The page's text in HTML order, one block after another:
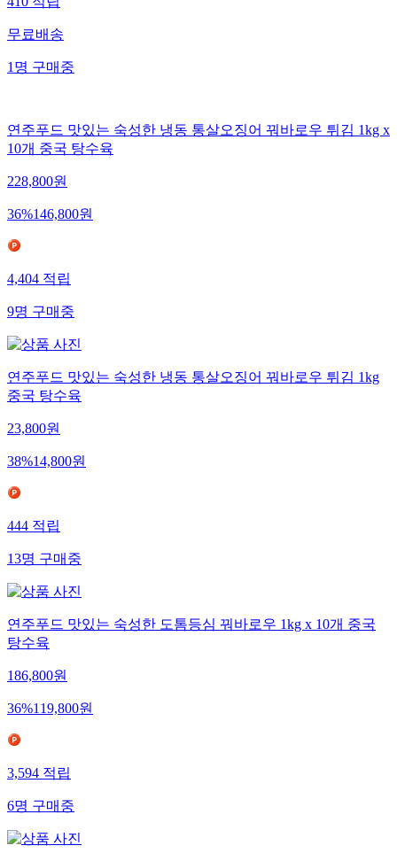
410적립
무료배송
1명구매중
연주푸드 맛있는 숙성한 냉동 통살오징어 꿔바로우 튀김 1kg x
10개 중국 탕수육
228,800원
36%146,800원
4,404적립
9명구매중
연주푸드 맛있는 숙성한 냉동 통살오징어 꿔바로우 튀김 1kg
중국 탕수육
23,800원
38%14,800원
444적립
13명구매중
연주푸드 맛있는 숙성한 도톰등심 꿔바로우 1kg x 10개 중국
탕수육
186,800원
36%119,800원
3,594적립
6명구매중